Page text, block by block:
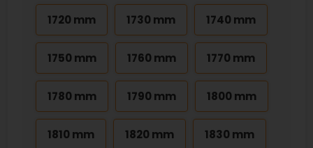
1720 mm 1730 mm 1740 mm
1750 mm 1760 mm 1770 mm
1780 mm 1790 mm 1800 mm
1810 mm 1820 mm 1830 mm